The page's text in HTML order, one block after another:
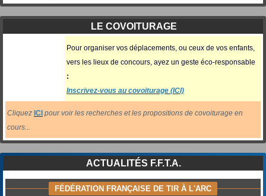
LE COVOITURAGE
Pour organiser vos déplacements, ou ceux de vos enfants,
vers les lieux de concours, ayez un geste éco-responsable
:
Inscrivez-vous au covoiturage (ICI)
Cliquez ICI pour voir les recherches et les propositions de covoiturage en
cours...
ACTUALITÉS F.F.T.A.
FÉDÉRATION FRANÇAISE DE TIR À L'ARC